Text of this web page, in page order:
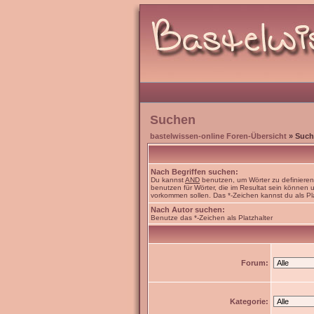
Suchen
bastelwissen-online Foren-Übersicht »
Nach Begriffen suchen:
Du kannstAND benutzen, um Wörter zu
benutzen für Wörter, die im Resultat sein können
vorkommen sollen. Das *-Zeichen kannst du als
Nach Autor suchen:
Benutze das *-Zeichen als Platzhalter
Forum:
Kategorie: